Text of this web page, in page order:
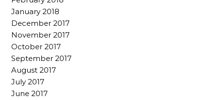
January 2018
December 2017
November 2017
October 2017
September 2017
August 2017
July 2017
June 2017